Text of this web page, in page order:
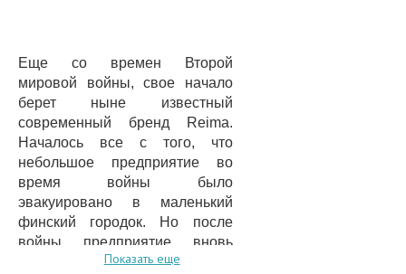
Еще со времен Второй
мировой войны, свое начало
берет ныне известный
современный бренд Reima.
Началось все с того, что
небольшое предприятие во
время войны было
эвакуировано в маленький
финский городок. Но после
войны предприятие вновь
вернулось в столицу
Показать еще